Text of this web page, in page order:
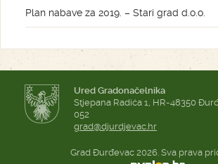
Plan nabave za 2019. – Stari grad d.o.o.
Ured Gradonačelnika
Stjepana Radića 1, HR-48350
052
grad@djurdjevac.hr
Grad Đurđevac 2026. Sva prava